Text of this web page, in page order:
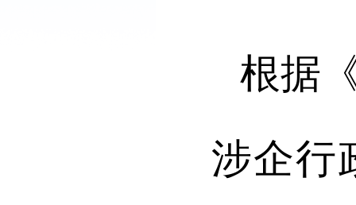
根据
涉企行